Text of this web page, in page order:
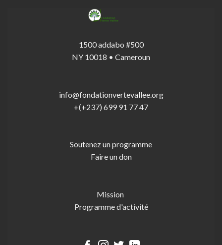
1500 addabo #500
NY 10018 • Cameroun
info@fondationvertevallee.org
+(+237) 699 91 77 47
Soutenez un programme
Faire un don
Mission
Programme d'activité